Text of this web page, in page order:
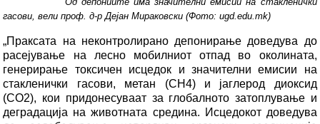
гасови, вели проф. д-р Дејан Мираковски (Фото: ugd.edu.mk)
„Праксата на неконтролирано депонирање доведува до
расејување на лесно мобилниот отпад во околината,
генерирање токсичен исцедок и значителни емисии на
стакленички гасови, метан (CH4) и јаглерод диоксид
(CO2), кои придонесуваат за глобалното затоплување и
деградација на животната средина. Исцедокот доведува